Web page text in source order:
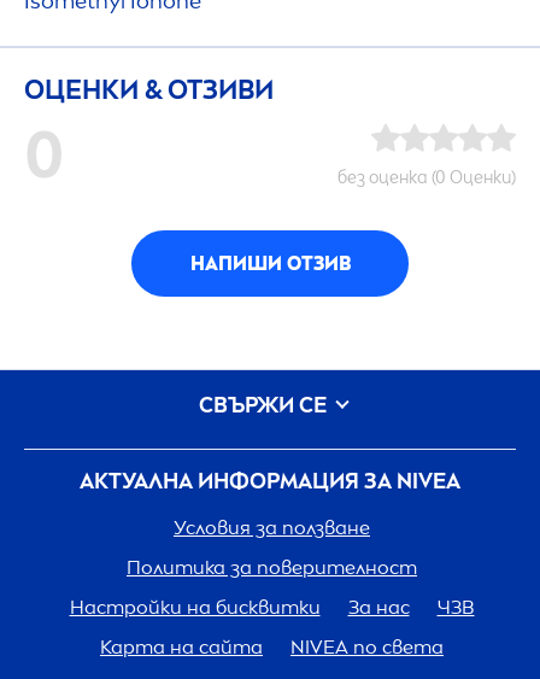
ОЦЕНКИ & ОТЗИВИ
0 без оценка (0 Оценки)
НАПИШИ ОТЗИВ
АКТУАЛНА ИНФОРМАЦИЯ ЗА NIVEA
Условия за ползване
Политика за поверителност
Настройки на бисквитки
За нас
ЧЗВ
Карта на сайта
NIVEA по света
СВЪРЖИ СЕ